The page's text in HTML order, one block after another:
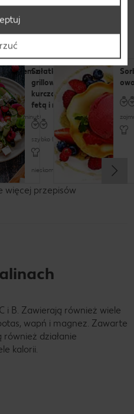
z malin
spodem z
(do 60 minut)
Sałatka z
grillowanym
kurczakiem,
fetą i malinami
szybko (do 30 minut)
nieskomplikowany
więcej przepisów
i B. Zawierają również wiele
wapń i magnez. Zawarte
działanie
kalorii.